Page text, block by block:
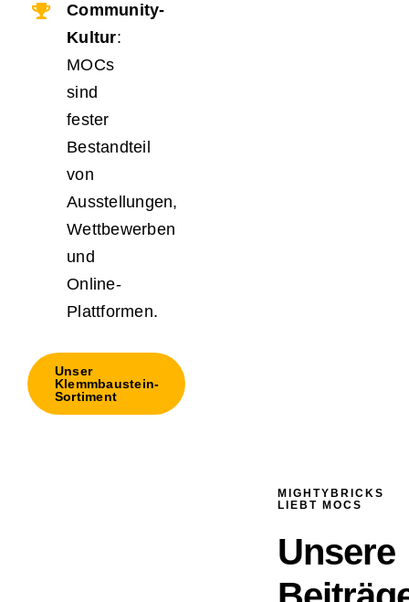
Community-
Kultur:
MOCs
sind
fester
Bestandteil
von
Ausstellungen,
Wettbewerben
und
Online-
Plattformen.
Unser
Klemmbaustein-
Sortiment
MIGHTYBRICKS
LIEBT MOCS
Unsere